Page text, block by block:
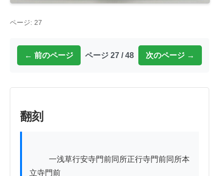
ページ: 27
← 前のページ ページ 27 / 48 次のページ →
翻刻
立寺門前